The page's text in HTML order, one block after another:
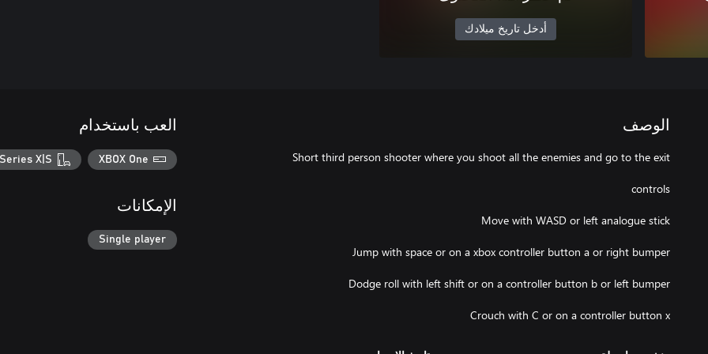
أدخل تاريخ ميلادك
الوصف
Crouch with C or on a controller button x
العب باستخدام
XBOX One
X|S
الإمكانات
Single player